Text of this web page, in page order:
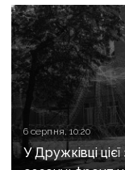
6 серпня, 10:20
У Дружківці